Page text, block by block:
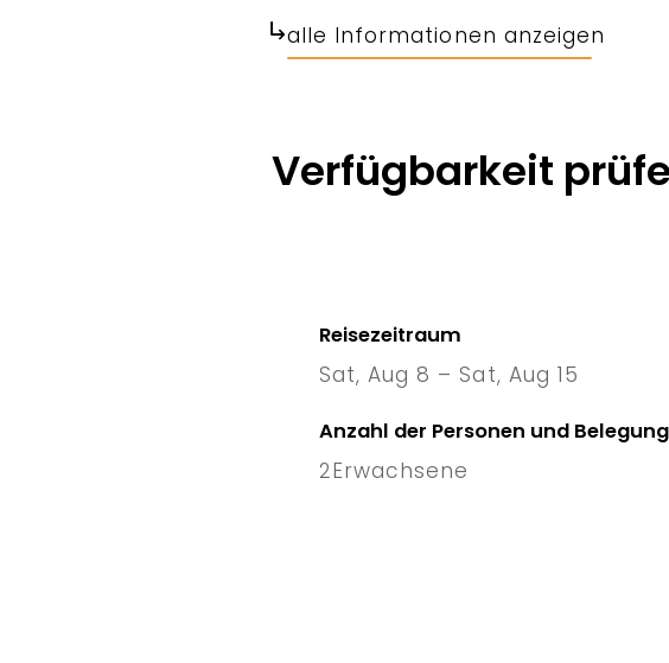
alle Informationen anzeigen
Verfügbarkeit
Reisezeitraum
Sat, Aug 8 – Sat, Aug 15
Anzahl der Personen und Belegung
2Erwachsene